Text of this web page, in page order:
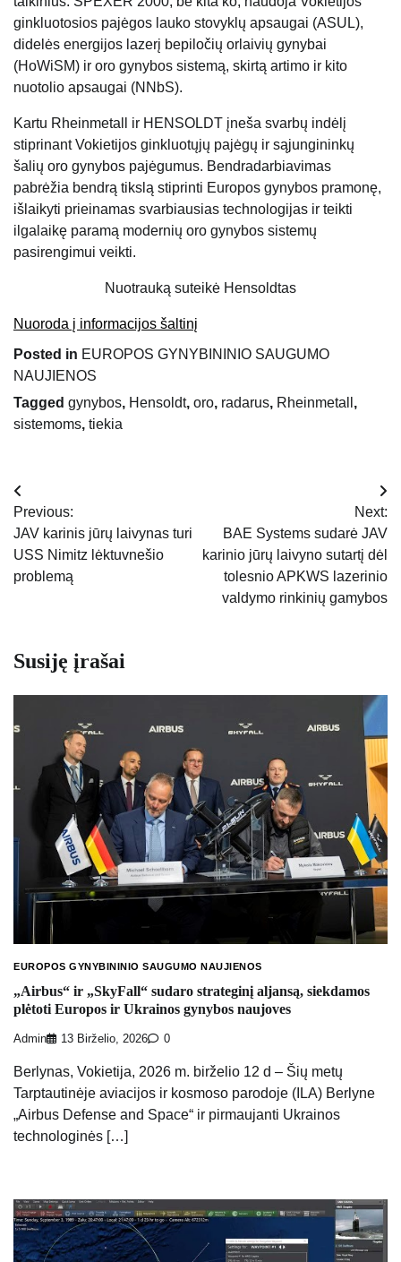
ginkluotosios pajėgos lauko stovyklų apsaugai (ASUL),
didelės energijos lazerį bepiločių orlaivių gynybai
(HoWiSM) ir oro gynybos sistemą, skirtą artimo ir kito
nuotolio apsaugai (NNbS).
Kartu Rheinmetall ir HENSOLDT įneša svarbų indėlį
stiprinant Vokietijos ginkluotųjų pajėgų ir sąjungininkų
šalių oro gynybos pajėgumus. Bendradarbiavimas
pabrėžia bendrą tikslą stiprinti Europos gynybos pramonę,
išlaikyti prieinamas svarbiausias technologijas ir teikti
ilgalaikę paramą modernių oro gynybos sistemų
pasirengimui veikti.
Nuotrauką suteikė Hensoldtas
Nuoroda į informacijos šaltinį
Posted in EUROPOS GYNYBININIO SAUGUMO
NAUJIENOS
Tagged gynybos, Hensoldt, oro, radarus, Rheinmetall ,
sistemoms, tiekia
Navigacija
tarp
įrašų
Previous:
JAV karinis jūrų laivynas turi
USS Nimitz lėktuvnešio
problemą
Next:
BAE Systems sudarė JAV
karinio jūrų laivyno sutartį dėl
tolesnio APKWS lazerinio
valdymo rinkinių gamybos
Susiję įrašai
EUROPOS GYNYBININIO SAUGUMO NAUJIENOS
„Airbus“ ir „SkyFall“ sudaro strateginį aljansą, siekdamos
plėtoti Europos ir Ukrainos gynybos naujoves
Admin 13 Birželio, 2026 0
Berlynas, Vokietija, 2026 m. birželio 12 d – Šių metų
Tarptautinėje aviacijos ir kosmoso parodoje (ILA) Berlyne
„Airbus Defense and Space“ ir pirmaujanti Ukrainos
technologinės […]